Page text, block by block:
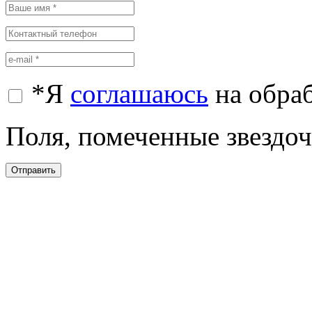
*Я соглашаюсь на
Поля, помеченные
Отправить